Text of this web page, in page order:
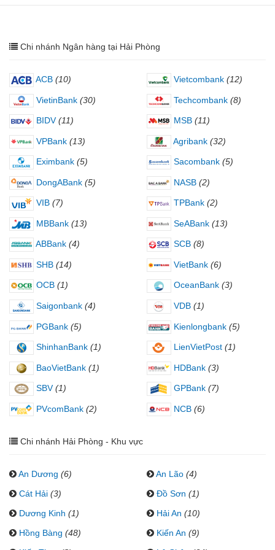
Chi nhánh Ngân hàng tại Hải Phòng
ACB (10) Vietcombank (12)
VietinBank (30) Techcombank (8)
BIDV (11) MSB (11)
VPBank (13) Agribank (32)
Eximbank (5) Sacombank (5)
DongABank (5) NASB (2)
VIB (7) TPBank (2)
MBBank (13) SeABank (13)
ABBank (4) SCB (8)
SHB (14) VietBank (6)
OCB (1) OceanBank (3)
Saigonbank (4) VDB (1)
PGBank (5) Kienlongbank (5)
ShinhanBank (1) LienVietPost (1)
BaoVietBank (1) HDBank (3)
SBV (1) GPBank (7)
PVcomBank (2) NCB (6)
Chi nhánh Hải Phòng - Khu vực
An Dương (6) An Lão (4)
Cát Hải (3) Đồ Sơn (1)
Dương Kinh (1) Hải An (10)
Hồng Bàng (48) Kiến An (9)